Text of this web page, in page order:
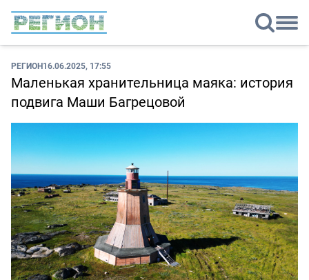
РЕГИОН16.06.2025, 17:55
Маленькая хранительница маяка: история
подвига Маши Багрецовой